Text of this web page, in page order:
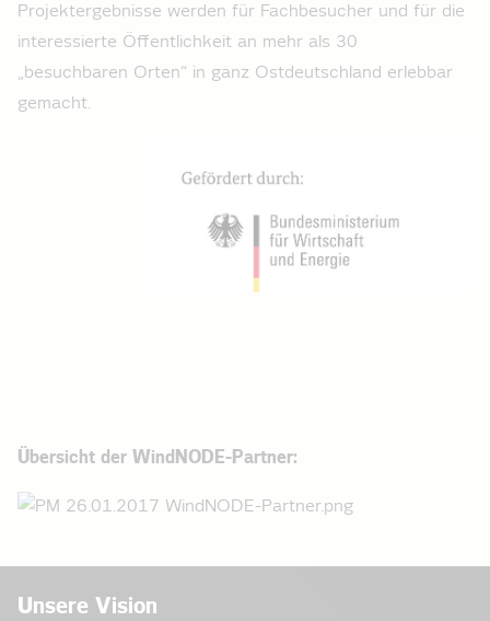
Projektergebnisse werden für Fachbesucher und für die
interessierte Öffentlichkeit an mehr als 30
„besuchbaren Orten“ in ganz Ostdeutschland erlebbar
gemacht.
Übersicht der WindNODE-Partner:
Unsere Vision